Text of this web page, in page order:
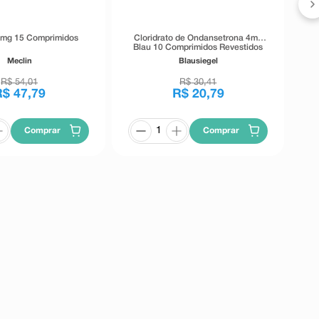
15 Comprimidos
Meclin
R$ 54,01
47,79
Comprar
Cloridrato de Ondansetrona 4mg
Blau 10 Comprimidos Revestidos
Blausiegel
R$ 30,41
R$ 20,79
Comprar